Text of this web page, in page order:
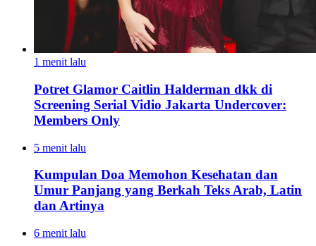
1 menit lalu
Potret Glamor Caitlin Halderman dkk di
Screening Serial Vidio Jakarta Undercover:
Members Only
5 menit lalu
Kumpulan Doa Memohon Kesehatan dan
Umur Panjang yang Berkah Teks Arab, Latin
dan Artinya
6 menit lalu